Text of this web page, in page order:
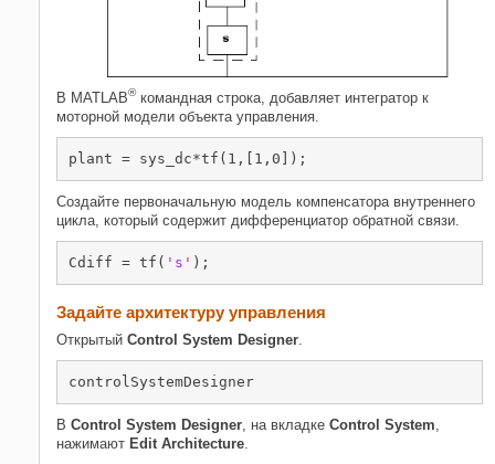
В MATLAB®командная строка, добавляет интегратор к
моторной модели объекта управления.
plant = sys_dc*tf(1,[1,0]);
Создайте первоначальную модель компенсатора внутреннего
цикла, который содержит дифференциатор обратной связи.
Cdiff = tf( 's' );
Задайте архитектуру управления
Открытый Control System Designer.
controlSystemDesigner
В Control System Designer, на вкладке Control System,
нажимают Edit Architecture.